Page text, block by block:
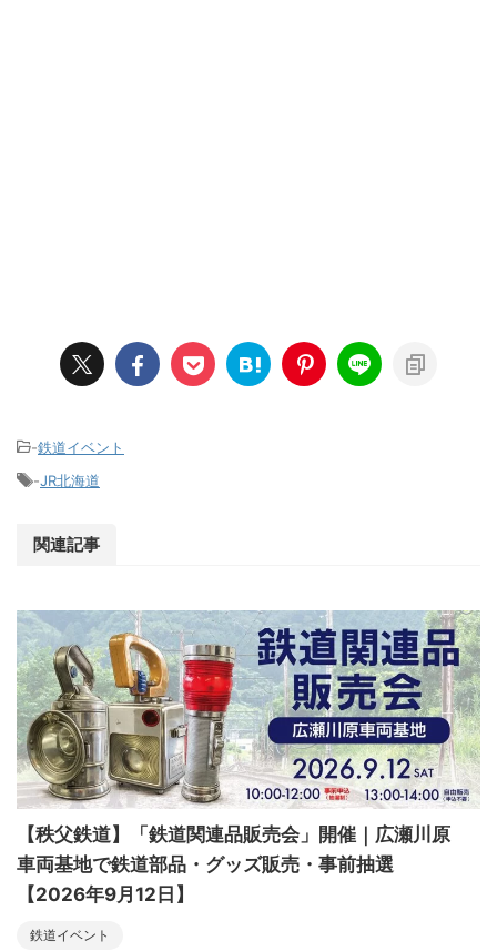
-鉄道イベント
-JR北海道
関連記事
【秩父鉄道】「鉄道関連品販売会」開催｜広瀬川原
車両基地で鉄道部品・グッズ販売・事前抽選
【2026年9月12日】
鉄道イベント